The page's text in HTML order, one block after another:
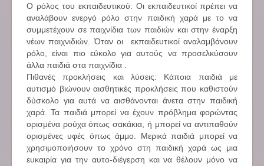
Ο ρόλος του εκπαιδευτικού: Οι εκπαιδευτικοί πρέπει να
αναλάβουν ενεργό ρόλο στην παιδική χαρά με το να
συμμετέχουν σε παιχνίδια των παιδιών και στην έναρξη
νέων παιχνιδιών. Όταν οι εκπαιδευτικοί αναλαμβάνουν
ρόλο, είναι πιο εύκολο για αυτούς να προσελκύσουν
άλλα παιδιά στα παιχνίδια .
Πιθανές προκλήσεις και λύσεις: Κάποια παιδιά με
αυτισμό βιώνουν αισθητικές προκλήσεις που καθιστούν
δύσκολο για αυτά να αισθάνονται άνετα στην παιδική
χαρά. Τα παιδιά μπορεί να έχουν πρόβλημα φορώντας
ορισμένα ρούχα όπως σακάκια, ή μπορεί να αντιπαθούν
ορισμένες υφές όπως άμμο. Μερικά παιδιά μπορεί να
χρησιμοποιήσουν το χρόνο στη παιδική χαρά ως μια
ευκαιρία για την αυτο-διέγερση και να θέλουν μόνο να